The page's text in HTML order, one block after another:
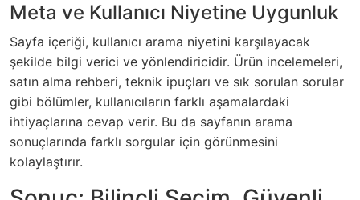
Meta ve Kullanıcı Niyetine Uygunluk
Sayfa içeriği, kullanıcı arama niyetini karşılayacak
şekilde bilgi verici ve yönlendiricidir. Ürün incelemeleri,
satın alma rehberi, teknik ipuçları ve sık sorulan sorular
gibi bölümler, kullanıcıların farklı aşamalardaki
ihtiyaçlarına cevap verir. Bu da sayfanın arama
sonuçlarında farklı sorgular için görünmesini
kolaylaştırır.